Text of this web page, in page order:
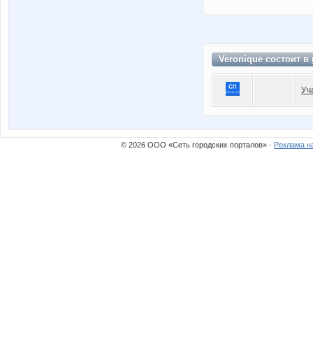
Veronique состоит в
© 2026 ООО «Сеть городских порталов» · Реклама